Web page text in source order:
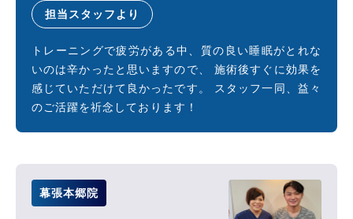
担当スタッフより
トレーニングで疲労がある中、質の良い睡眠がとれな
いのは辛かったと思いますので、 施術後すぐに効果を
感じていただけて良かったです。 スタッフ一同、益々
のご活躍を祈念しております！
幕張本郷院